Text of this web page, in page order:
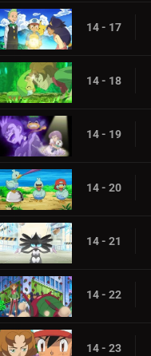
14 - 17
14 - 18
14 - 19
14 - 20
14 - 21
14 - 22
14 - 23